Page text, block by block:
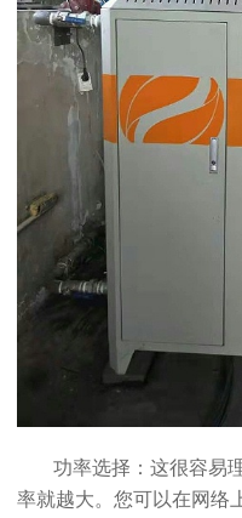
功率选择：这很容易
率就越大。您可以在网络